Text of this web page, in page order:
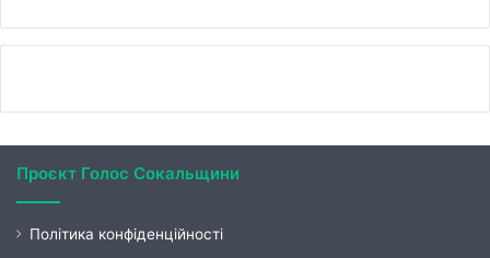
Проєкт Голос Сокальщини
Політика конфіденційності